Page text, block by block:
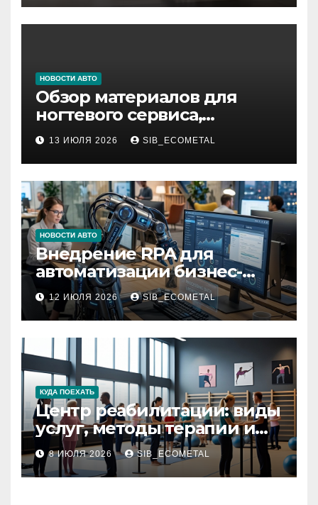
НОВОСТИ АВТО
Обзор материалов для
ногтевого сервиса,
наращивания ресниц и
депиляции
13 ИЮЛЯ 2026 SIB_ECOMETAL
НОВОСТИ АВТО
Внедрение RPA для
автоматизации бизнес-
процессов
12 ИЮЛЯ 2026 SIB_ECOMETAL
КУДА ПОЕХАТЬ
Центр реабилитации: виды
услуг, методы терапии и
критерии качества
8 ИЮЛЯ 2026 SIB_ECOMETAL